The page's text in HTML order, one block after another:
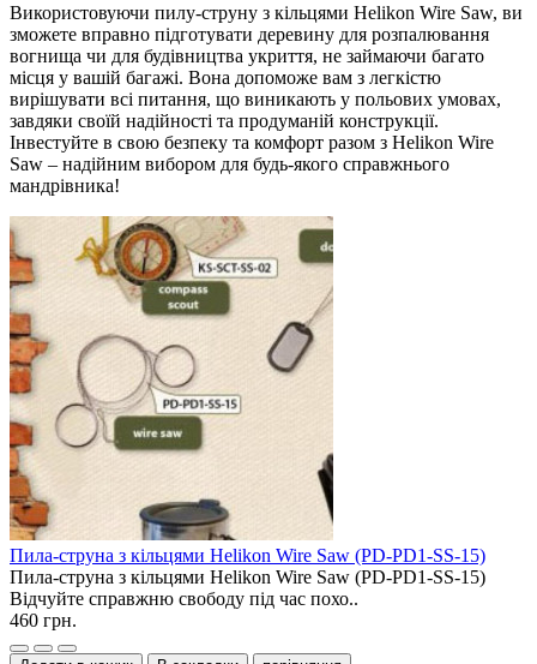
Використовуючи пилу-струну з кільцями Helikon Wire Saw, ви
зможете вправно підготувати деревину для розпалювання
вогнища чи для будівництва укриття, не займаючи багато
місця у вашій багажі. Вона допоможе вам з легкістю
вирішувати всі питання, що виникають у польових умовах,
завдяки своїй надійності та продуманій конструкції.
Інвестуйте в свою безпеку та комфорт разом з Helikon Wire
Saw – надійним вибором для будь-якого справжнього
мандрівника!
Пила-струна з кільцями Helikon Wire Saw (PD-PD1-SS-15)
Пила-струна з кільцями Helikon Wire Saw (PD-PD1-SS-15)
Відчуйте справжню свободу під час похо..
460 грн.